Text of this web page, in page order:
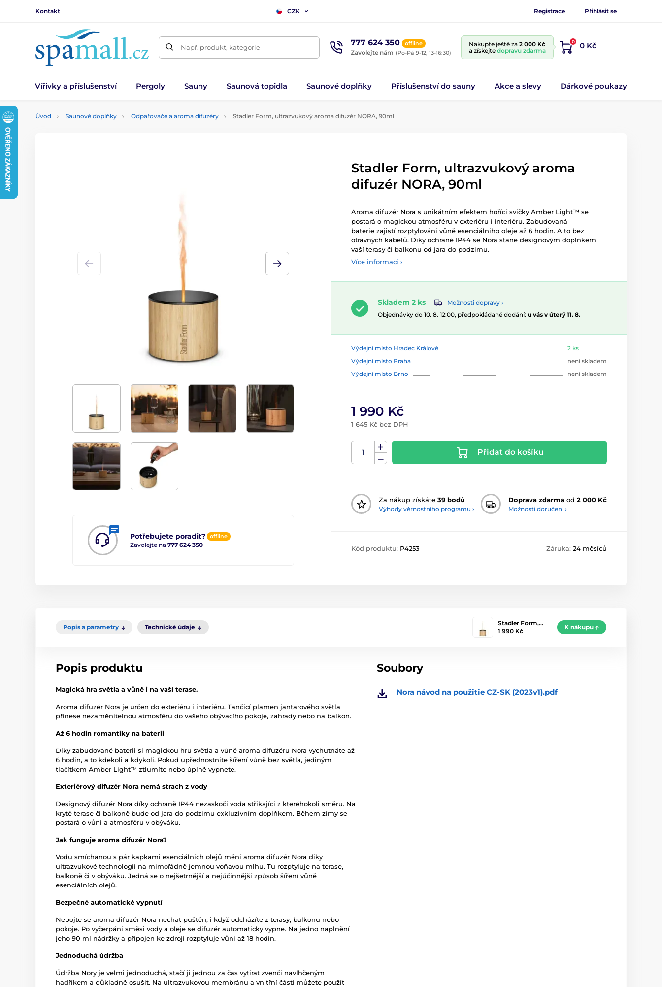
Kontakt CZK Registrace Přihlásit se
Např. produkt, kategorie 777 624 350 offline
Zavolejte nám (Po-Pá 9-12, 13-16:30)
Nakupte ještě za 2 000 Kč
a získejte dopravu zdarma
0 0 Kč
Vířivky a příslušenství Pergoly Sauny Saunová topidla Saunové doplňky Příslušenství do sauny Akce a slevy Dárkové poukazy
Úvod Saunové doplňky Odpařovače a aroma difuzéry Stadler Form, ultrazvukový aroma difuzér NORA, 90ml
Potřebujete poradit? offline
Zavolejte na 777 624 350
Stadler Form, ultrazvukový aroma
difuzér NORA, 90ml
Aroma difuzér Nora s unikátním efektem hořící svíčky Amber Light™ se
postará o magickou atmosféru v exteriéru i interiéru. Zabudovaná
baterie zajistí rozptylování vůně esenciálního oleje až 6 hodin. A to bez
otravných kabelů. Díky ochraně IP44 se Nora stane designovým doplňkem
vaší terasy či balkonu od jara do podzimu.
Více informací ›
Skladem 2 ks
Možnosti dopravy ›
Objednávky do 10. 8. 12:00, předpokládané dodání: u vás v úterý 11. 8.
Výdejní místo Hradec Králové
2 ks
Výdejní místo Praha
není skladem
Výdejní místo Brno
není skladem
1 990 Kč
1 645 Kč bez DPH
Přidat do košíku
Za nákup získáte 39 bodů
Výhody věrnostního programu ›
Doprava zdarma od 2 000 Kč
Možnosti doručení ›
Kód produktu: P4253 Záruka: 24 měsíců
Popis a parametry Technické údaje
Stadler Form,…
1 990 Kč
K nákupu
Popis produktu
Magická hra světla a vůně i na vaší terase.
Aroma difuzér Nora je určen do exteriéru i interiéru. Tančící plamen jantarového světla
přinese nezaměnitelnou atmosféru do vašeho obývacího pokoje, zahrady nebo na balkon.
Až 6 hodin romantiky na baterii
Díky zabudované baterii si magickou hru světla a vůně aroma difuzéru Nora vychutnáte až
6 hodin, a to kdekoli a kdykoli. Pokud upřednostníte šíření vůně bez světla, jediným
tlačítkem Amber Light™ ztlumíte nebo úplně vypnete.
Exteriérový difuzér Nora nemá strach z vody
Designový difuzér Nora díky ochraně IP44 nezaskočí voda stříkající z kteréhokoli směru. Na
kryté terase či balkoně bude od jara do podzimu exkluzivním doplňkem. Během zimy se
postará o vůni a atmosféru v obýváku.
Jak funguje aroma difuzér Nora?
Vodu smíchanou s pár kapkami esenciálních olejů mění aroma difuzér Nora díky
ultrazvukové technologii na mimořádně jemnou voňavou mlhu. Tu rozptyluje na terase,
balkoně či v obýváku. Jedná se o nejšetrnější a nejúčinnější způsob šíření vůně
esenciálních olejů.
Bezpečné automatické vypnutí
Nebojte se aroma difuzér Nora nechat puštěn, i když odcházíte z terasy, balkonu nebo
pokoje. Po vyčerpání směsi vody a oleje se difuzér automaticky vypne. Na jedno naplnění
jeho 90 ml nádržky a připojen ke zdroji rozptyluje vůni až 18 hodin.
Jednoduchá údržba
Údržba Nory je velmi jednoduchá, stačí ji jednou za čas vytírat zvenčí navlhčeným
hadříkem a důkladně osušit. Na ultrazvukovou membránu a vnitřní části můžete použít
Soubory
Nora návod na použitie CZ-SK (2023v1).pdf